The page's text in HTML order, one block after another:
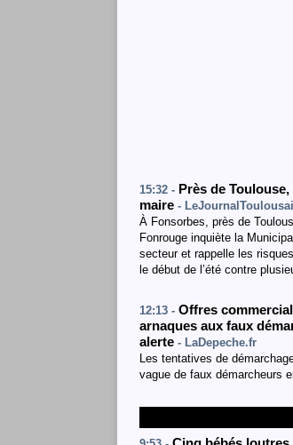
15:32 - Près de
maire -
À Fonsorbes, près de
Fonrouge inquiète la
secteur et rappelle les
le début de l’été contre
12:13 - Offres
arnaques aux faux
alerte - LaDepeche.fr
Les tentatives de
vague de faux démarcheurs